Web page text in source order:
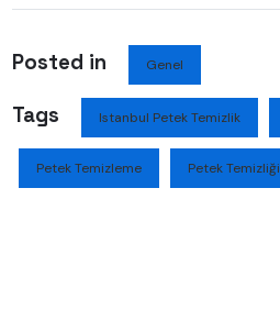
Posted in Genel
Tags Istanbul Petek Temizlik
Petek Temizleme Petek Temizliği